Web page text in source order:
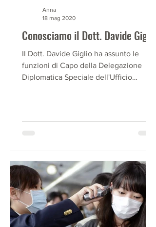
Conosciamo il Dott. Davide Giglio
Il Dott. Davide Giglio ha assunto le
funzioni di Capo della Delegazione
Diplomatica Speciale dell'Ufficio
Anna
18 mag 2020